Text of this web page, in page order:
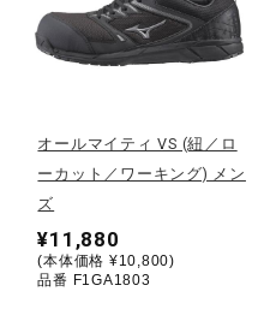
コラボ／ライセンス
セール
オールマイティ VS (紐／ロ
ーカット／ワーキング) メン
ズ
¥11,880
(本体価格 ¥10,800)
品番 F1GA1803